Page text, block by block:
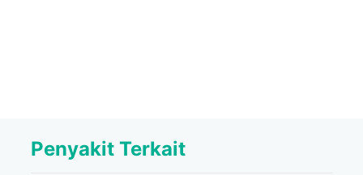
Penyakit Terkait